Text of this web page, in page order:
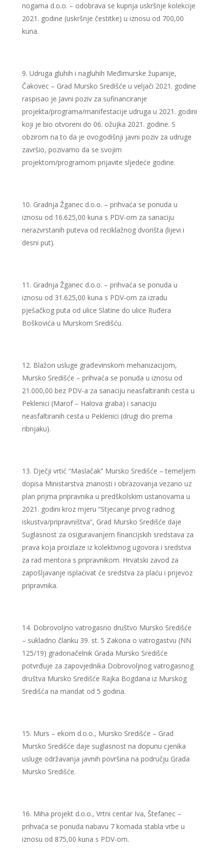
nogama d.o.o. – odobrava se kupnja uskršnje kolekcije
2021. godine (uskršnje čestitke) u iznosu od 700,00
kuna.
Udruga gluhih i nagluhih Međimurske županije,
Čakovec – Grad Mursko Središće u veljači 2021. godine
raspisao je Javni poziv za sufinanciranje
projekta/programa/manifestacije udruga u 2021. godini
koji je bio otvoreni do 06. ožujka 2021. godine. S
obzirom na to da je ovogodišnji javni poziv za udruge
završio, pozivamo da se svojim
projektom/programom prijavite sljedeće godine.
Gradnja Žganec d.o.o. – prihvaća se ponuda u
iznosu od 16.625,00 kuna s PDV-om za sanaciju
nerazvrstanih puteva od reciklažnog dvorišta (lijevi i
desni put).
Gradnja Žganec d.o.o. – prihvaća se ponuda u
iznosu od 31.625,00 kuna s PDV-om za izradu
pješačkog puta od ulice Slatine do ulice Ruđera
Boškovića u Murskom Središću.
Blažon usluge građevinskom mehanizacijom,
Mursko Središće – prihvaća se ponuda u iznosu od
21.000,00 bez PDV-a za sanaciju neasfaltiranih cesta u
Peklenici (Marof – Halova graba) i sanaciju
neasfaltiranih cesta u Peklenici (drugi dio prema
ribnjaku).
Dječji vrtić “Maslačak” Mursko Središće – temeljem
dopisa Ministarstva znanosti i obrazovanja vezano uz
plan prijma pripravnika u predškolskim ustanovama u
2021. godini kroz mjeru “Stjecanje prvog radnog
iskustva/pripravništva”, Grad Mursko Središće daje
Suglasnost za osiguravanjem financijskih sredstava za
prava koja proizlaze iz kolektivnog ugovora i sredstva
za rad mentora s pripravnikom. Hrvatski zavod za
zapošljavanje isplaćivat će sredstva za plaću i prijevoz
pripravnika.
Dobrovoljno vatrogasno društvo Mursko Središće
– sukladno članku 39. st. 5 Zakona o vatrogastvu (NN
125/19) gradonačelnik Grada Mursko Središće
potvrđuje za zapovjednika Dobrovoljnog vatrogasnog
društva Mursko Središće Rajka Bogdana iz Murskog
Središća na mandat od 5 godina.
Murs – ekom d.o.o., Mursko Središće – Grad
Mursko Središće daje suglasnost na dopunu cjenika
usluge održavanja javnih površina na području Grada
Mursko Središće.
Miha projekt d.o.o., Vrtni centar Iva, Štefanec –
prihvaća se ponuda nabavu 7 komada stabla vrbe u
iznosu od 875,00 kuna s PDV-om.